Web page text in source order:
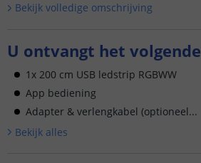
Bekijk volledige omschrijving
U ontvangt het volgende
1x 200 cm USB ledstrip RGBWW
App bediening
Adapter & verlengkabel (optioneel...
Bekijk alles